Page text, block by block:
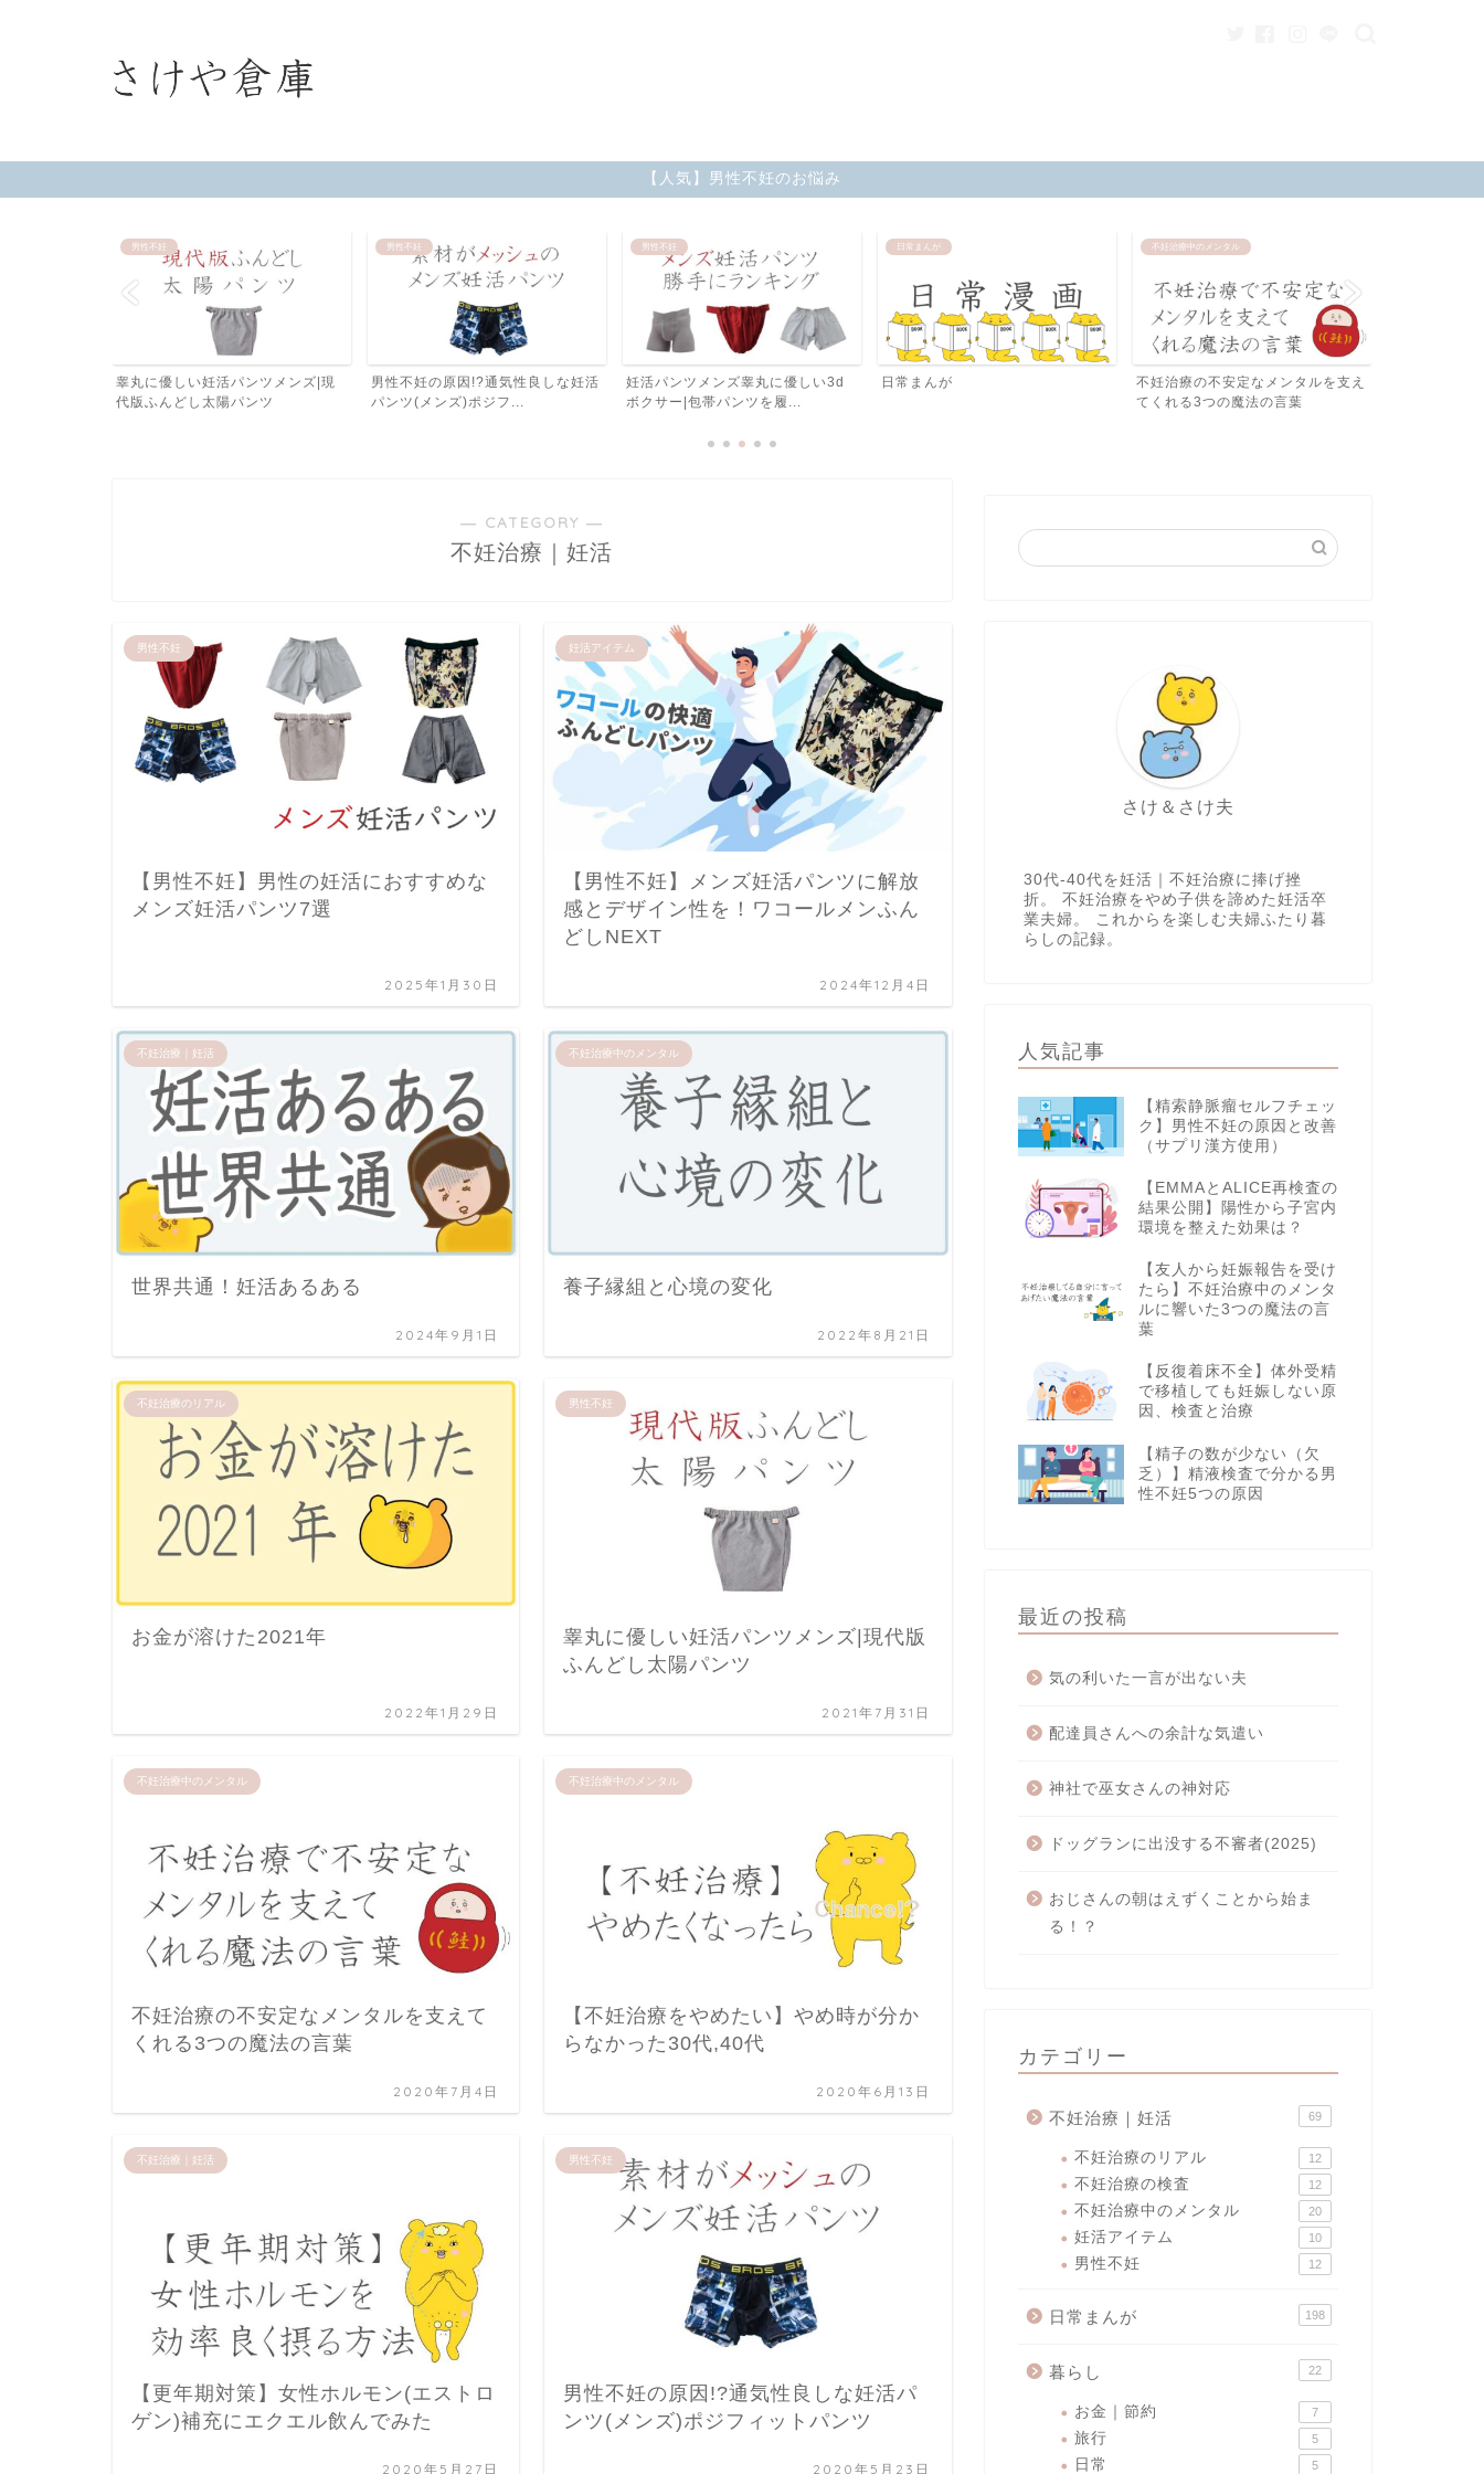
【人気】男性不妊のお悩み
男性不妊
睾丸に優しい妊活パンツメンズ|現
代版ふんどし太陽パンツ
男性不妊
男性不妊の原因!?通気性良しな妊活
パンツ(メンズ)ポジフ...
男性不妊
妊活パンツメンズ睾丸に優しい3d
ボクサー|包帯パンツを履...
日常まんが
日常まんが
不妊治療中のメンタル
不妊治療の不安定なメンタルを支え
てくれる3つの魔法の言葉
― CATEGORY ―
不妊治療｜妊活
男性不妊
【男性不妊】男性の妊活におすすめな
メンズ妊活パンツ7選
2025年1月30日
妊活アイテム
【男性不妊】メンズ妊活パンツに解放
感とデザイン性を！ワコールメンふん
どしNEXT
2024年12月4日
不妊治療｜妊活
世界共通！妊活あるある
2024年9月1日
不妊治療中のメンタル
養子縁組と心境の変化
2022年8月21日
不妊治療のリアル
お金が溶けた2021年
2022年1月29日
男性不妊
睾丸に優しい妊活パンツメンズ|現代版
ふんどし太陽パンツ
2021年7月31日
不妊治療中のメンタル
不妊治療の不安定なメンタルを支えて
くれる3つの魔法の言葉
2020年7月4日
不妊治療中のメンタル
【不妊治療をやめたい】やめ時が分か
らなかった30代,40代
2020年6月13日
不妊治療｜妊活
【更年期対策】女性ホルモン(エストロ
ゲン)補充にエクエル飲んでみた
2020年5月27日
男性不妊
男性不妊の原因!?通気性良しな妊活パ
ンツ(メンズ)ポジフィットパンツ
2020年5月23日
さけ＆さけ夫
30代-40代を妊活｜不妊治療に捧げ挫
折。 不妊治療をやめ子供を諦めた妊活卒
業夫婦。 これからを楽しむ夫婦ふたり暮
らしの記録。
人気記事
【精索静脈瘤セルフチェッ
ク】男性不妊の原因と改善
（サプリ漢方使用）
【EMMAとALICE再検査の
結果公開】陽性から子宮内
環境を整えた効果は？
【友人から妊娠報告を受け
たら】不妊治療中のメンタ
ルに響いた3つの魔法の言
葉
【反復着床不全】体外受精
で移植しても妊娠しない原
因、検査と治療
【精子の数が少ない（欠
乏）】精液検査で分かる男
性不妊5つの原因
最近の投稿
気の利いた一言が出ない夫
配達員さんへの余計な気遣い
神社で巫女さんの神対応
ドッグランに出没する不審者(2025)
おじさんの朝はえずくことから始ま
る！？
カテゴリー
不妊治療｜妊活 69
不妊治療のリアル 12
不妊治療の検査 12
不妊治療中のメンタル 20
妊活アイテム 10
男性不妊 12
日常まんが 198
暮らし 22
お金｜節約 7
旅行 5
日常 5